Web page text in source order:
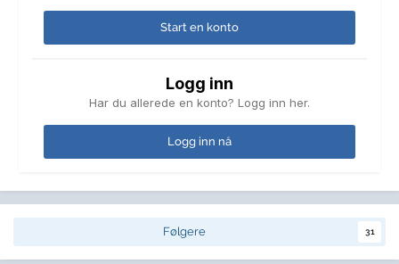
Start en konto
Logg inn
Har du allerede en konto? Logg inn her.
Logg inn nå
Følgere 31